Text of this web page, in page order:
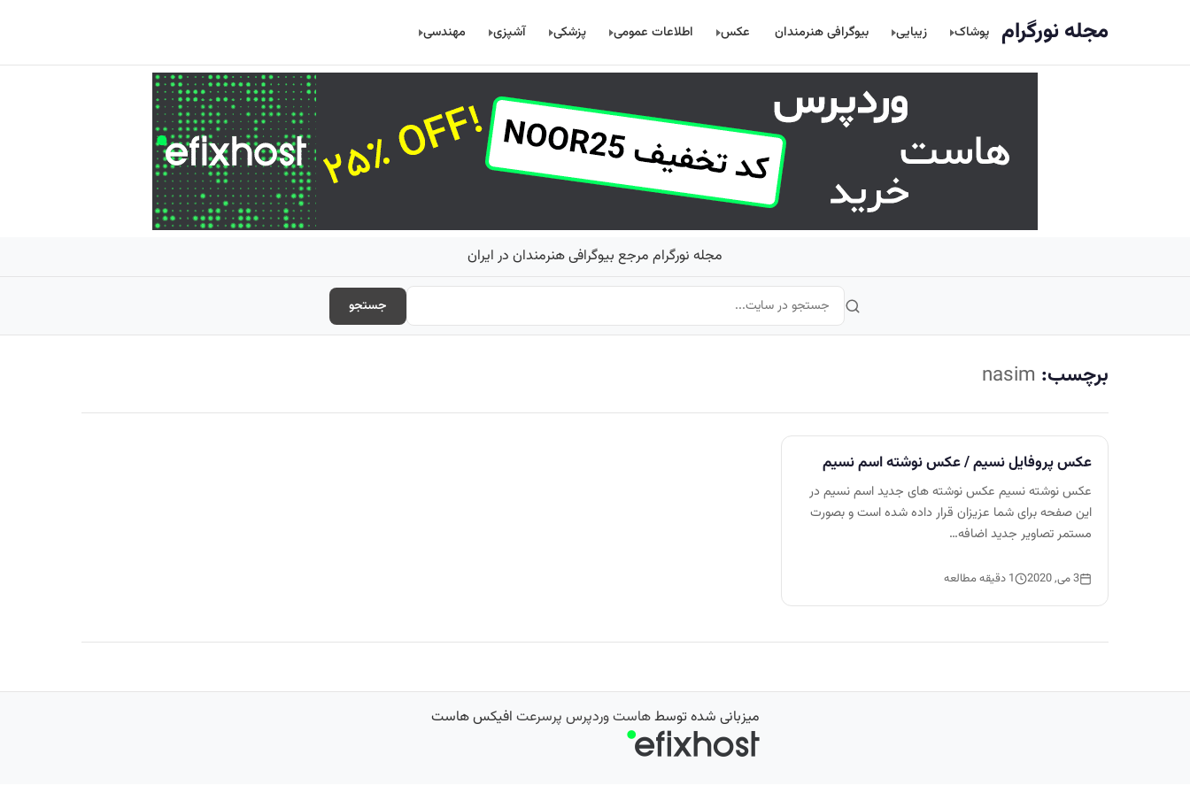
مجله نورگرام پوشاک زیبایی بیوگرافی هنرمندان عکس اطلاعات عمومی پزشکی آشپزی مهندسی
مجله نورگرام مرجع بیوگرافی هنرمندان در ایران
جستجو
برچسب: nasim
عکس پروفایل نسیم / عکس نوشته اسم نسیم
عکس نوشته نسیم عکس نوشته های جدید اسم نسیم در
این صفحه برای شما عزیزان قرار داده شده است و بصورت
مستمر تصاویر جدید اضافه…
3 می, 2020 1 دقیقه مطالعه
میزبانی شده توسطهاست وردپرس پرسرعت افیکس هاست